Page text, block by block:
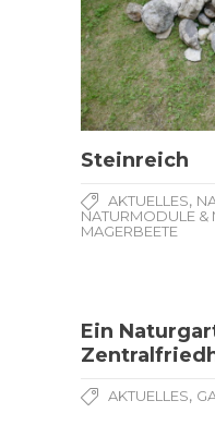
Steinreich
AKTUELLES,
NATURMODULE &
MAGERBEETE
Ein
AKTUELLES,